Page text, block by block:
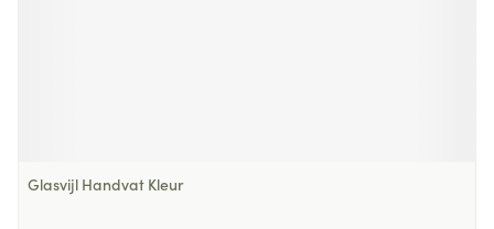
Glasvijl Handvat Kleur